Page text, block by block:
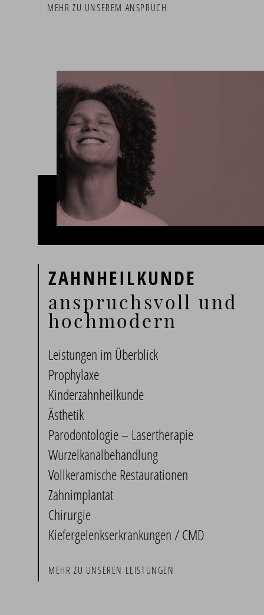
MEHR ZU UNSEREM ANSPRUCH
ZAHNHEILKUNDE
anspruchsvoll und
hochmodern
Leistungen im Überblick
Prophylaxe
Kinderzahnheilkunde
Ästhetik
Parodontologie – Lasertherapie
Wurzelkanalbehandlung
Vollkeramische Restaurationen
Zahnimplantat
Chirurgie
Kiefergelenks­erkrankungen / CMD
MEHR ZU UNSEREN LEISTUNGEN